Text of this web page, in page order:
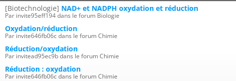
[Biotechnologie] NAD+ et NADPH oxydation et réduction
Par invite95eff194 dans le forum Biologie
Oxydation/réduction
Par invite646fb06c dans le forum Chimie
Réduction/oxydation
Par invitead95ec9b dans le forum Chimie
Réduction : oxydation
Par invite646fb06c dans le forum Chimie